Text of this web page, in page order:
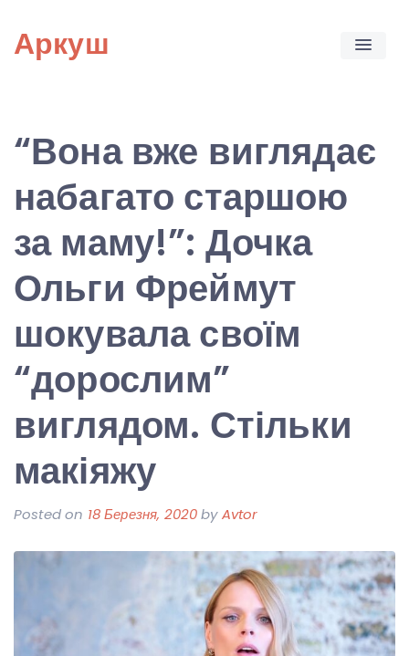
content
Аркуш
“Вона вже виглядає
набагато старшою
за маму!”: Дочка
Ольги Фреймут
шокувала своїм
“дорослим”
виглядом. Стільки
макіяжу
Posted on 18 Березня, 2020byAvtor